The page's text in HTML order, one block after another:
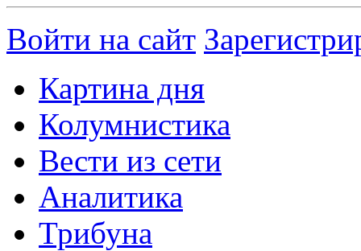
Войти на сайт
Картина дня
Колумнистика
Вести из сети
Аналитика
Трибуна